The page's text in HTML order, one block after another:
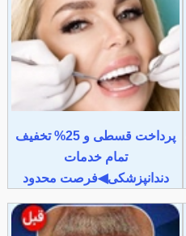
پرداخت قسطی و 25% تخفیف
تمام خدمات
دندانپزشکی◀فرصت محدود